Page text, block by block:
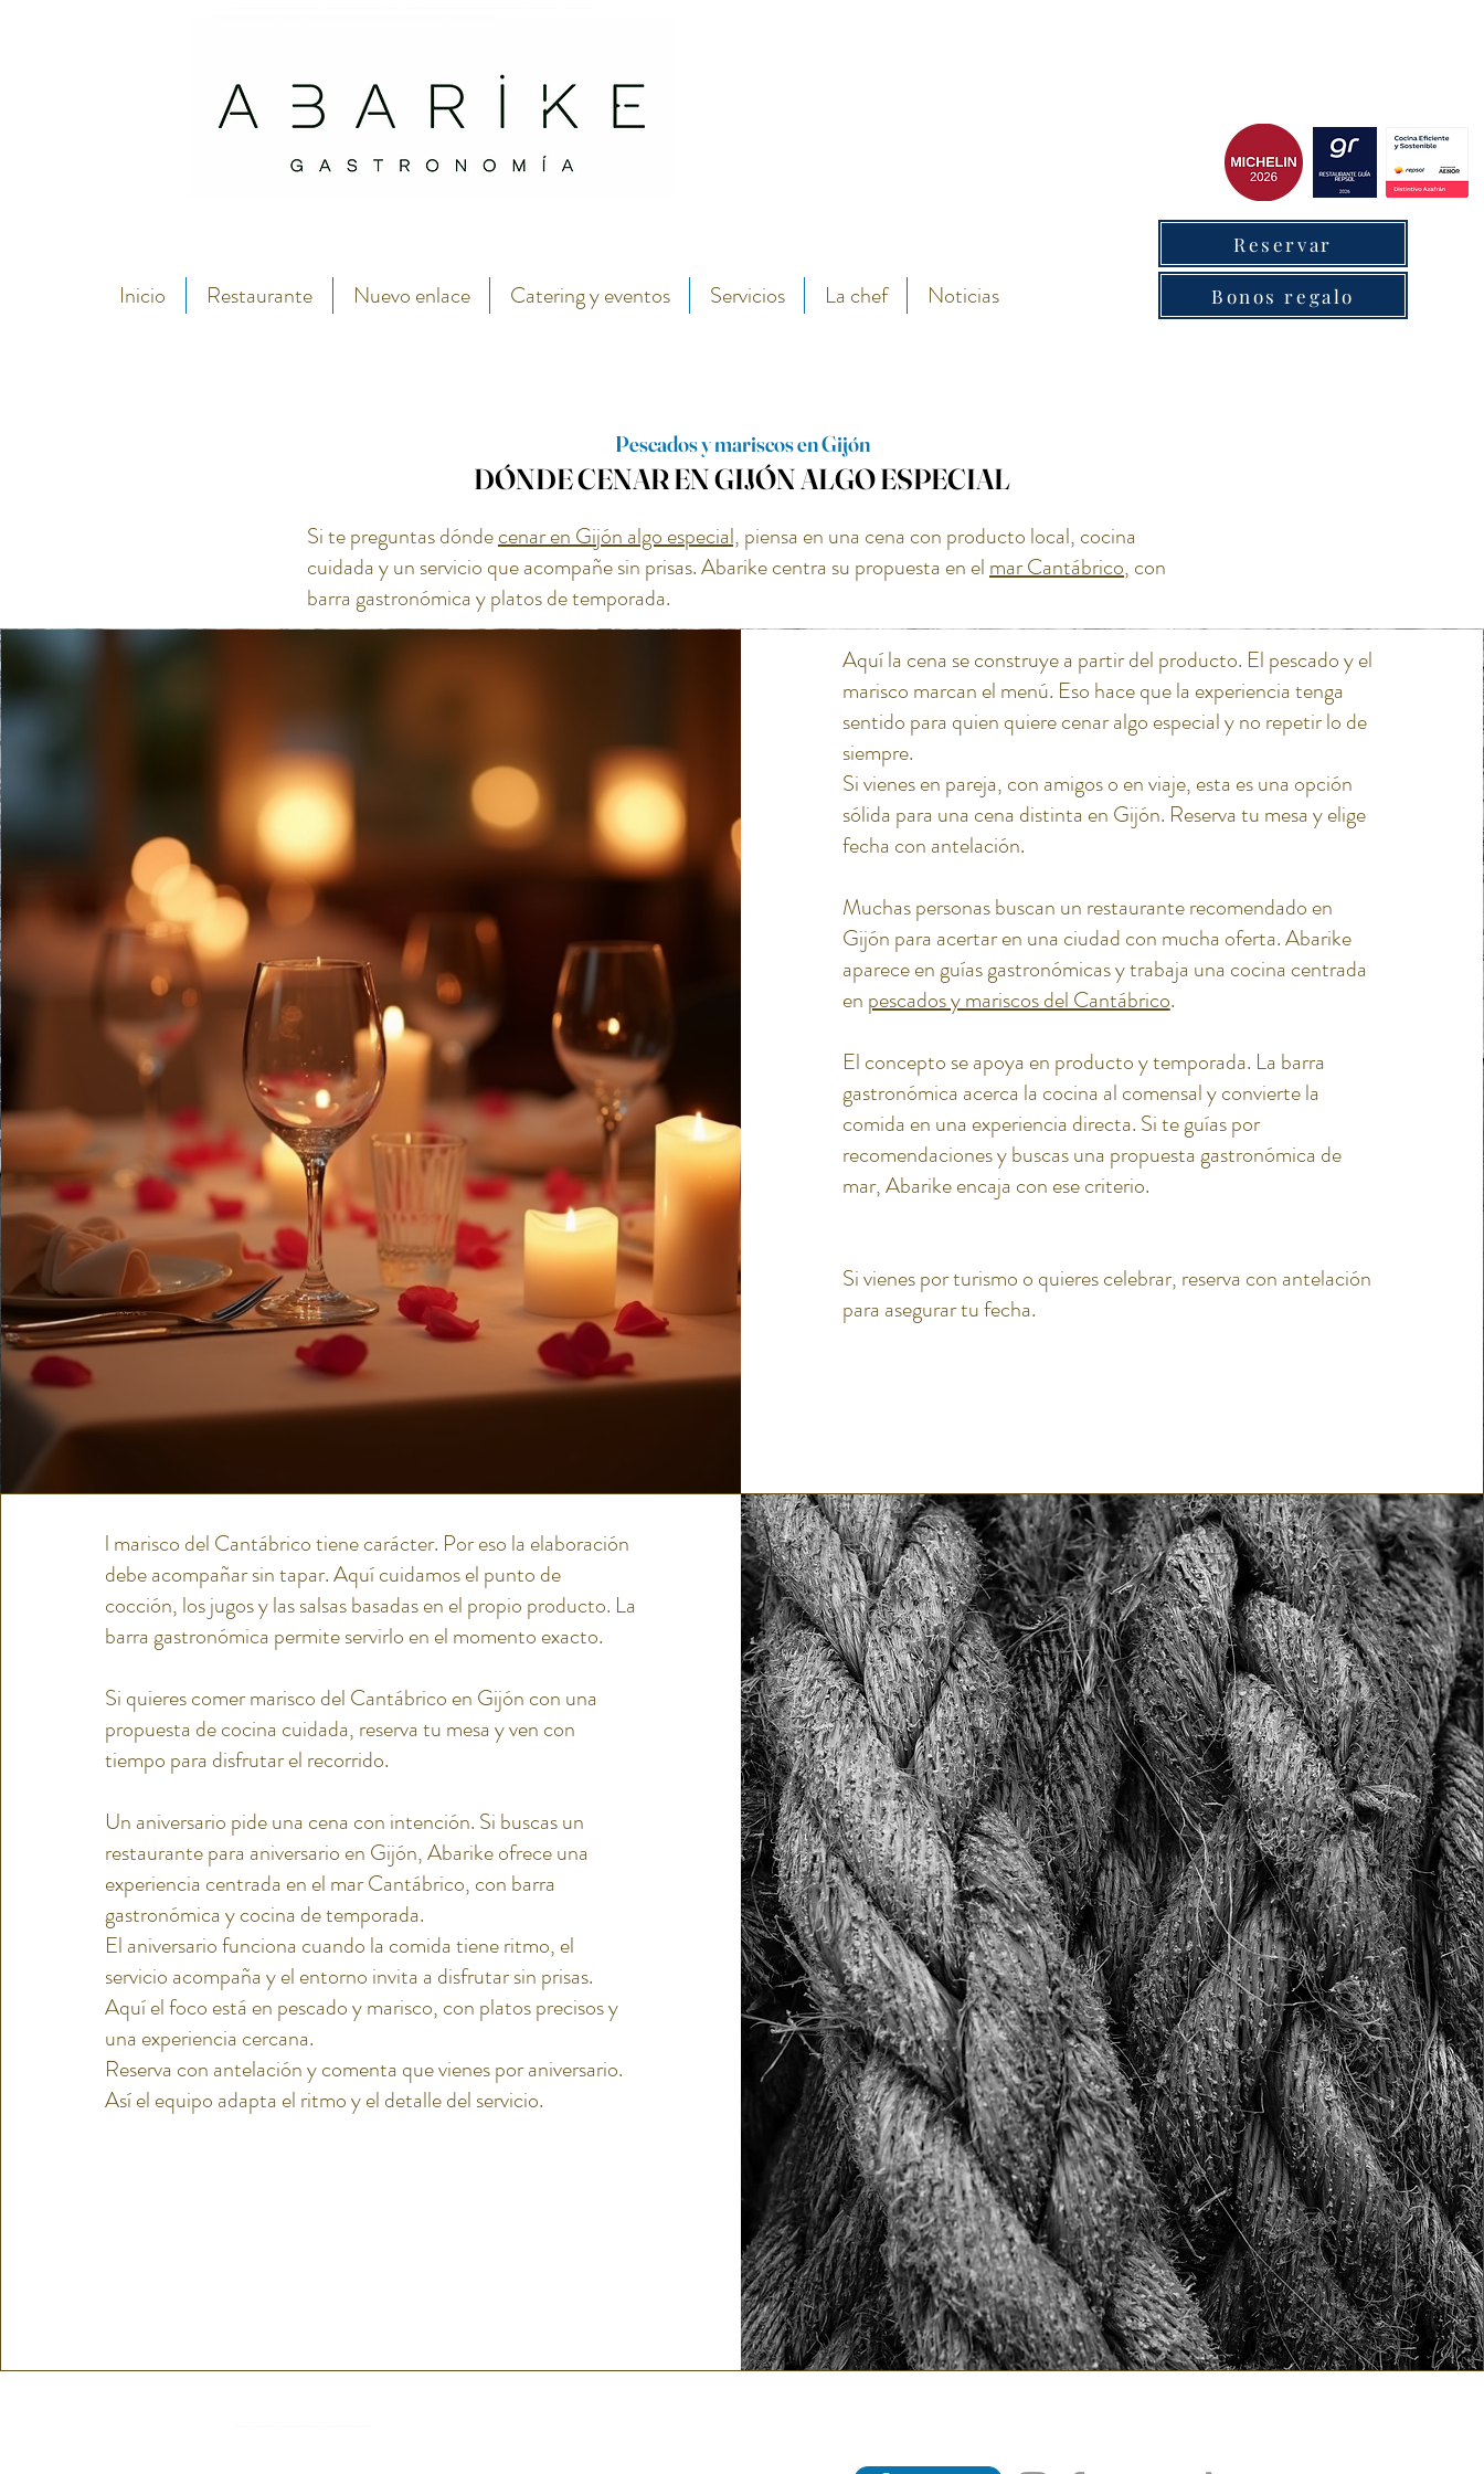
Reservar
Inicio Restaurante Nuevo enlace Catering y eventos Servicios La chef Noticias Bonos regalo
Pescados y mariscos en Gijón
DÓNDE CENAR EN GIJÓN ALGO ESPECIAL
Si te preguntas dóndecenar en Gijón algo especial, piensa en una cena con producto local, cocina
cuidada y un servicio que acompañe sin prisas. Abarike centra su propuesta en elmar Cantábrico, con
barra gastronómica y platos de temporada.
Aquí la cena se construye a partir del producto. El pescado y el
marisco marcan el menú. Eso hace que la experiencia tenga
sentido para quien quiere cenar algo especial y no repetir lo de
siempre.
Si vienes en pareja, con amigos o en viaje, esta es una opción
sólida para una cena distinta en Gijón. Reserva tu mesa y elige
fecha con antelación.
Muchas personas buscan un restaurante recomendado en
Gijón para acertar en una ciudad con mucha oferta. Abarike
aparece en guías gastronómicas y trabaja una cocina centrada
en pescados y mariscos del Cantábrico.
El concepto se apoya en producto y temporada. La barra
gastronómica acerca la cocina al comensal y convierte la
comida en una experiencia directa. Si te guías por
recomendaciones y buscas una propuesta gastronómica de
mar, Abarike encaja con ese criterio.
Si vienes por turismo o quieres celebrar, reserva con antelación
para asegurar tu fecha.
l marisco del Cantábrico tiene carácter. Por eso la elaboración
debe acompañar sin tapar. Aquí cuidamos el punto de
cocción, los jugos y las salsas basadas en el propio producto. La
barra gastronómica permite servirlo en el momento exacto.
Si quieres comer marisco del Cantábrico en Gijón con una
propuesta de cocina cuidada, reserva tu mesa y ven con
tiempo para disfrutar el recorrido.
Un aniversario pide una cena con intención. Si buscas un
restaurante para aniversario en Gijón, Abarike ofrece una
experiencia centrada en el mar Cantábrico, con barra
gastronómica y cocina de temporada.
El aniversario funciona cuando la comida tiene ritmo, el
servicio acompaña y el entorno invita a disfrutar sin prisas.
Aquí el foco está en pescado y marisco, con platos precisos y
una experiencia cercana.
Reserva con antelación y comenta que vienes por aniversario.
Así el equipo adapta el ritmo y el detalle del servicio.